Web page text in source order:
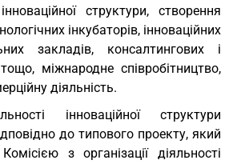
структури, створення
інкубаторів, інноваційних
закладів, консалтингових і
міжнародне співробітництво,
діяльність.
інноваційної структури
до типового проекту, який
з організації діяльності